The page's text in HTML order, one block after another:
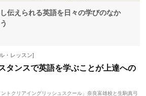
伝えられる英語を日々の学びのなか
・レッスン]
タンスで英語を学ぶことが上達への
トクリアイングリッシュスクール」奈良富雄校と生駒真弓